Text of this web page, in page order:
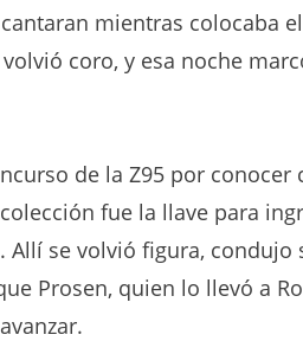
mientras colocaba
coro, y esa noche
de la Z95 por conocer
fue la llave para
Allí se volvió figura,
Prosen, quien lo llevó a